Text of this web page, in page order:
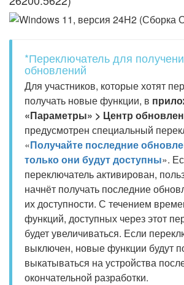
*Переключатель для
обновлений
Для участников, которые хотят
получать новые функции, в
«Параметры» > Центр
предусмотрен специальный
«Получайте последние
только они будут доступны».
переключатель активирован,
начнёт получать последние
их доступности. С течением
функций, доступных через этот
будет увеличиваться. Если
выключен, новые функции будут
выкатываться на устройства
окончательной разработки.